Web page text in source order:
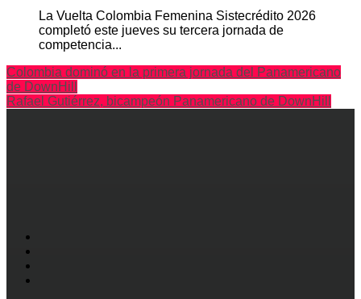
La Vuelta Colombia Femenina Sistecrédito 2026
completó este jueves su tercera jornada de
competencia...
Colombia dominó en la primera jornada del Panamericano
de DownHill
Rafael Gutiérrez, bicampeón Panamericano de DownHill